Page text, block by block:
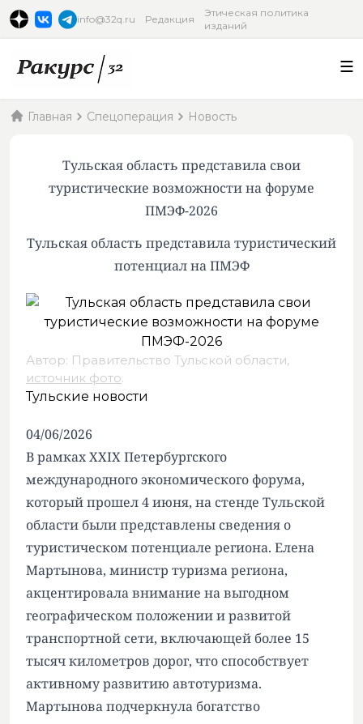
info@32q.ru Редакция
Этическая политика
изданий
Главная Спецоперация Новость
Тульская область представила свои
туристические возможности на форуме
ПМЭФ-2026
Тульская область представила туристический
потенциал на ПМЭФ
Автор: Правительство Тульской области,
источник фото.
Тульские новости
04/06/2026
В рамках XXIX Петербургского
международного экономического форума,
который прошел 4 июня, на стенде Тульской
области были представлены сведения о
туристическом потенциале региона. Елена
Мартынова, министр туризма региона,
акцентировала внимание на выгодном
географическом положении и развитой
транспортной сети, включающей более 15
тысяч километров дорог, что способствует
активному развитию автотуризма.
Мартынова подчеркнула богатство